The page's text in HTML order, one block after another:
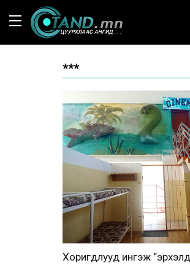
***
Хоригдлууд ингэж